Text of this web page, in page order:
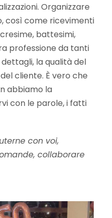
Organizzare
così come ricevimenti
battesimi,
professione da tanti
la qualità del
cliente. È vero che
abbiamo la
con le parole, i fatti
con voi,
collaborare